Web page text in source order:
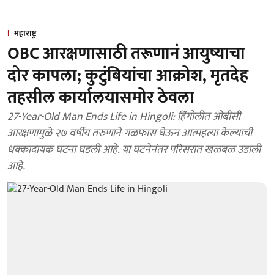
महाराष्ट्र
OBC आरक्षणासाठी तरूणानं आयुष्याचा
दोर कापला; कुटुंबियांचा आक्रोश, मृतदेह
तहसील कार्यालयासमोर ठेवला
27-Year-Old Man Ends Life in Hingoli: हिंगोलीत ओबीसी
आरक्षणामुळे २७ वर्षीय तरुणाने गळफास घेऊन आत्महत्या केल्याची
धक्कादायक घटना घडली आहे. या घटनेनंतर परिसरात खळबळ उडाली
आहे.